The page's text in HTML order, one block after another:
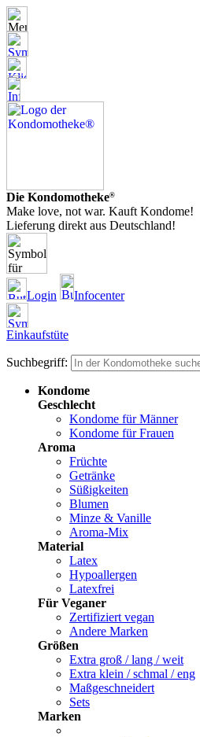
Die Kondomotheke®
Make love, not war. Kauft Kondome!
Lieferung direkt aus Deutschland!
Login Infocenter
Einkaufstüte
Suchbegriff:
Kondome
Geschlecht
Kondome für Männer
Kondome für Frauen
Aroma
Früchte
Getränke
Süßigkeiten
Blumen
Minze & Vanille
Aroma-Mix
Material
Latex
Hypoallergen
Latexfrei
Für Veganer
Zertifiziert vegan
Andere Marken
Größen
Extra groß / lang / weit
Extra klein / schmal / eng
Maßgeschneidert
Sets
Marken